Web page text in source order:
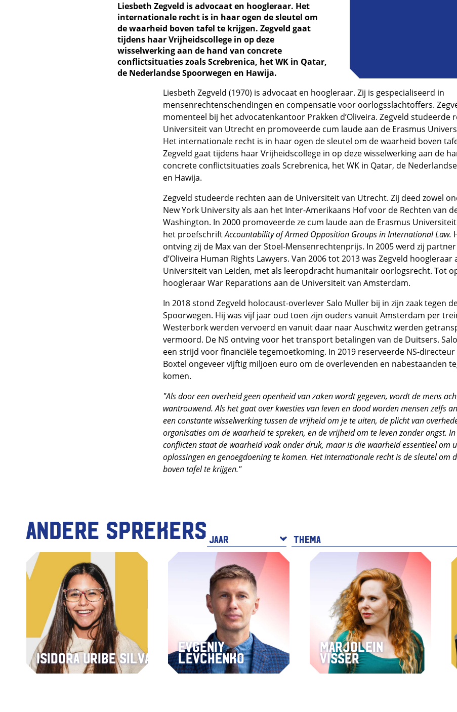
Liesbeth Zegveld is advocaat en hoogleraar. Het
internationale recht is in haar ogen de sleutel om
de waarheid boven tafel te krijgen. Zegveld gaat
tijdens haar Vrijheidscollege in op deze
wisselwerking aan de hand van concrete
conflictsituaties zoals Screbrenica, het WK in Qatar,
de Nederlandse Spoorwegen en Hawija.
Liesbeth Zegveld (1970) is advocaat en hoogleraar. Zij is gespecialiseerd in
mensenrechtenschendingen en compensatie voor oorlogsslachtoffers.
momenteel bij het advocatenkantoor Prakken d’Oliveira. Zegveld studeerde
Universiteit van Utrecht en promoveerde cum laude aan de Erasmus
Het internationale recht is in haar ogen de sleutel om de waarheid boven
Zegveld gaat tijdens haar Vrijheidscollege in op deze wisselwerking aan de
concrete conflictsituaties zoals Screbrenica, het WK in Qatar, de
en Hawija.
Zegveld studeerde rechten aan de Universiteit van Utrecht. Zij deed zowel
New York University als aan het Inter-Amerikaans Hof voor de Rechten van
Washington. In 2000 promoveerde ze cum laude aan de Erasmus
het proefschriftAccountability of Armed Opposition Groups in International Law.
ontving zij de Max van der Stoel-Mensenrechtenprijs. In 2005 werd zij
d’Oliveira Human Rights Lawyers. Van 2006 tot 2013 was Zegveld hoogleraar
Universiteit van Leiden, met als leeropdracht humanitair oorlogsrecht. Tot
hoogleraar War Reparations aan de Universiteit van Amsterdam.
In 2018 stond Zegveld holocaust-overlever Salo Muller bij in zijn zaak tegen
Spoorwegen. Hij was vijf jaar oud toen zijn ouders vanuit Amsterdam per
Westerbork werden vervoerd en vanuit daar naar Auschwitz werden
vermoord. De NS ontving voor het transport betalingen van de Duitsers.
een strijd voor financiële tegemoetkoming. In 2019 reserveerde NS-directeur
Boxtel ongeveer vijftig miljoen euro om de overlevenden en nabestaanden
komen.
"Als door een overheid geen openheid van zaken wordt gegeven, wordt de mens
wantrouwend. Als het gaat over kwesties van leven en dood worden mensen zelfs
een constante wisselwerking tussen de vrijheid om je te uiten, de plicht van
organisaties om de waarheid te spreken, en de vrijheid om te leven zonder angst.
conflicten staat de waarheid vaak onder druk, maar is die waarheid essentieel om
oplossingen en genoegdoening te komen. Het internationale recht is de sleutel om
boven tafel te krijgen."
Andere sprekers
Isidora Uribe Silva
Evgeniy
Levchenko
Marjolein
Visser